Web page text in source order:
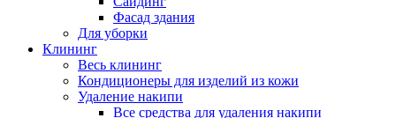
Фасад здания
Для уборки
Клининг
Весь клининг
Кондиционеры для изделий из кожи
Удаление накипи
Все средства для удаления накипи